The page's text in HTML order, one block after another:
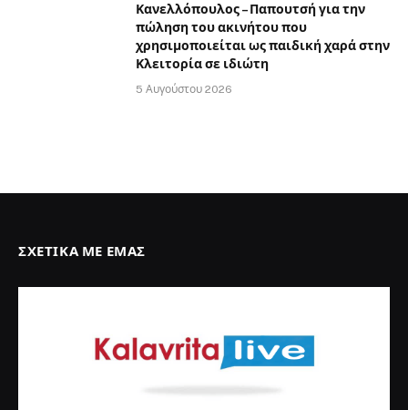
Κανελλόπουλος – Παπουτσή για την
πώληση του ακινήτου που
χρησιμοποιείται ως παιδική χαρά στην
Κλειτορία σε ιδιώτη
5 Αυγούστου 2026
ΣΧΕΤΙΚΆ ΜΕ ΕΜΆΣ